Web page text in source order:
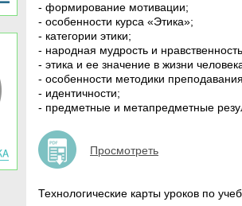
- формирование мотивации;
- особенности курса «Этика»;
- категории этики;
- народная мудрость и
- этика и ее значение в жизни
- особенности методики
- идентичности;
- предметные и метапредметные
Просмотреть
Технологические карты уроков по